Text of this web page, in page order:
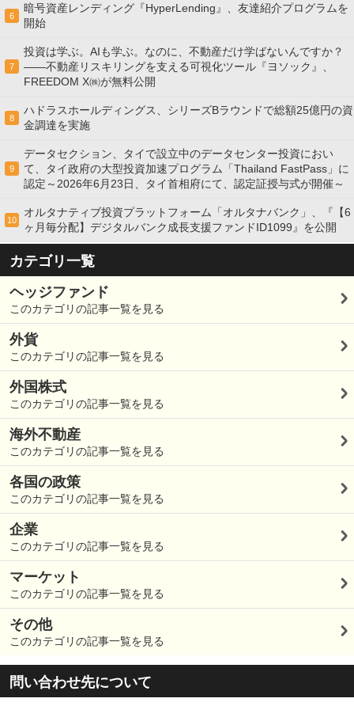
6
暗号資産レンディング『HyperLending』、友達紹介プログラムを
開始
7
投資は学ぶ。AIも学ぶ。なのに、不動産だけ学ばないんですか？
——不動産リスキリングを支える可視化ツール『ヨソック』、
FREEDOM X㈱が無料公開
8
ハドラスホールディングス、シリーズBラウンドで総額25億円の資
金調達を実施
9
データセクション、タイで設立中のデータセンター投資におい
て、タイ政府の大型投資加速プログラム「Thailand FastPass」に
認定～2026年6月23日、タイ首相府にて、認定証授与式が開催～
10
オルタナティブ投資プラットフォーム「オルタナバンク」、『【6
ヶ月毎分配】デジタルバンク成長支援ファンドID1099』を公開
カテゴリ一覧
ヘッジファンド
このカテゴリの記事一覧を見る
外貨
このカテゴリの記事一覧を見る
外国株式
このカテゴリの記事一覧を見る
海外不動産
このカテゴリの記事一覧を見る
各国の政策
このカテゴリの記事一覧を見る
企業
このカテゴリの記事一覧を見る
マーケット
このカテゴリの記事一覧を見る
その他
このカテゴリの記事一覧を見る
問い合わせ先について